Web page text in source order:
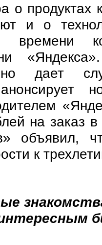
о продуктах
и о
времени
дает
на заказ
объявил,
к